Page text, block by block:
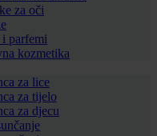
za oči
parfemi
kozmetika
za lice
za tijelo
za djecu